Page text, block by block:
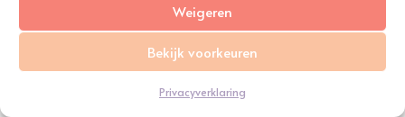
Weigeren
Bekijk voorkeuren
Privacyverklaring